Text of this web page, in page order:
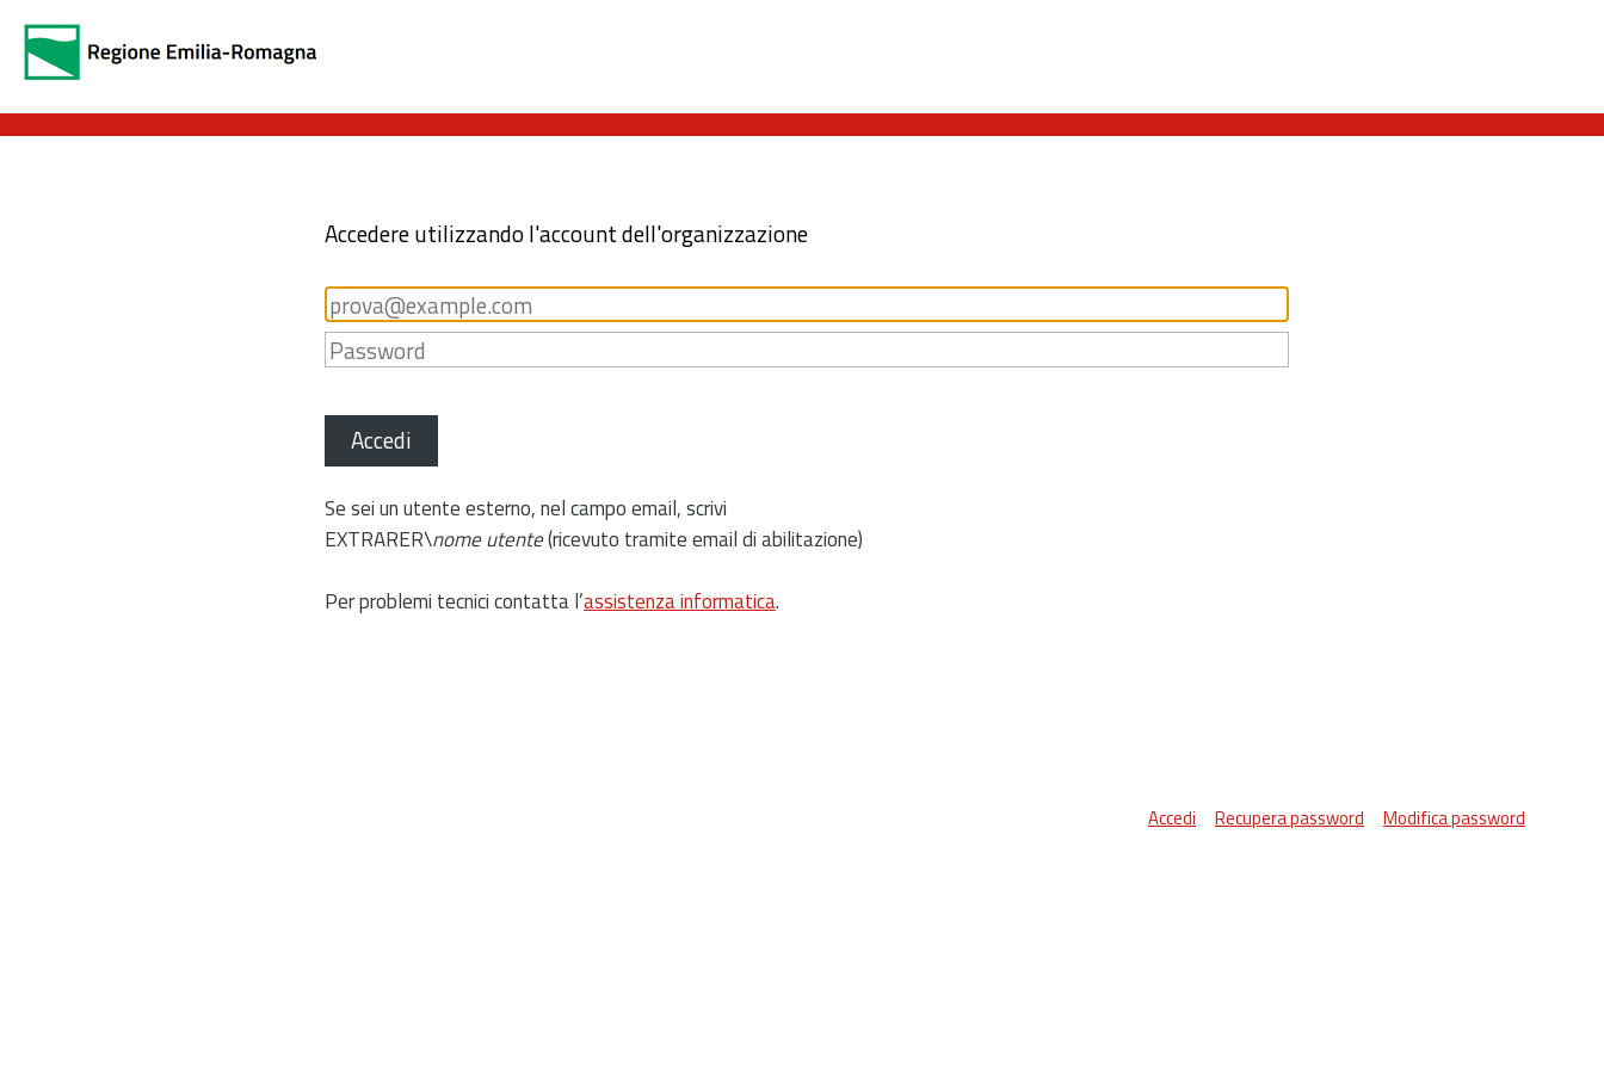
Accedere utilizzando l'account dell'organizzazione
Accedi
Se sei un utente esterno, nel campo email, scrivi
EXTRARER\nome utente(ricevuto tramite email di abilitazione)
Per problemi tecnici contatta l’assistenza informatica.
Accedi Recupera password Modifica password